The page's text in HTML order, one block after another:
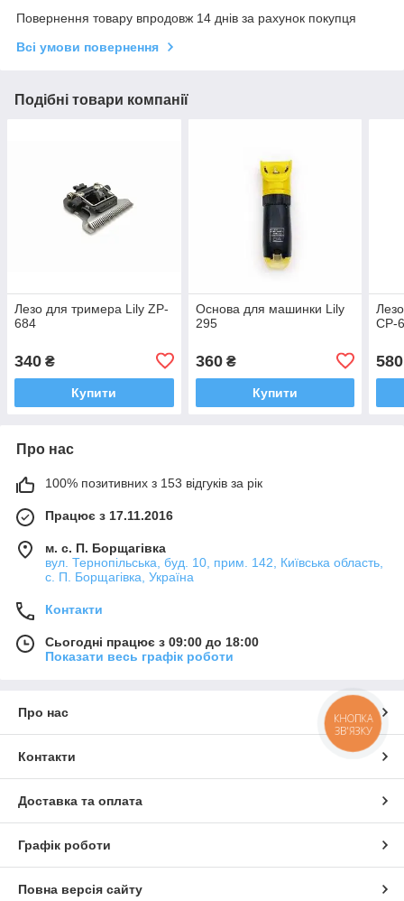
Повернення товару впродовж 14 днів за рахунок покупця
Всі умови повернення
Подібні товари компанії
Лезо для тримера Lily ZP-
684
340 ₴
Купити
Основа для машинки Lily
295
360₴
Купити
CP-
580
Про нас
100% позитивних з 153 відгуків за рік
Працює з 17.11.2016
м. с. П. Борщагівка
вул. Тернопільська, буд. 10, прим. 142, Київська область,
с. П. Борщагівка, Україна
Контакти
Сьогодні працює з 09:00 до 18:00
Показати весь графік роботи
Про нас
Контакти
Доставка та оплата
Графік роботи
Повна версія сайту
КНОПКА
ЗВ'ЯЗКУ